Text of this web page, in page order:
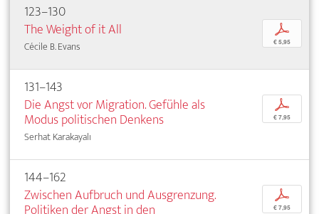
123–130
The Weight of it All
Cécile B. Evans
p
€ 5,95
131–143
Die Angst vor Migration. Gefühle als
Modus politischen Denkens
Serhat Karakayalı
p
€ 7,95
144–162
Zwischen Aufbruch und Ausgrenzung.
p
€ 7,95